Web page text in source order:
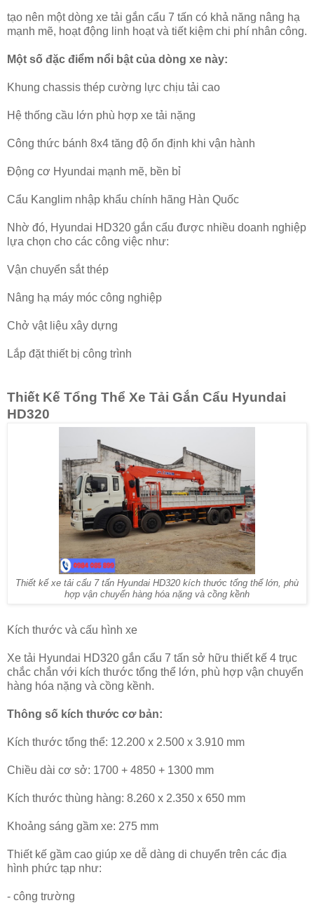
tạo nên một dòng xe tải gắn cẩu 7 tấn có khả năng nâng hạ
mạnh mẽ, hoạt động linh hoạt và tiết kiệm chi phí nhân công.
Một số đặc điểm nổi bật của dòng xe này:
Khung chassis thép cường lực chịu tải cao
Hệ thống cầu lớn phù hợp xe tải nặng
Công thức bánh 8x4 tăng độ ổn định khi vận hành
Động cơ Hyundai mạnh mẽ, bền bỉ
Cẩu Kanglim nhập khẩu chính hãng Hàn Quốc
Nhờ đó, Hyundai HD320 gắn cẩu được nhiều doanh nghiệp
lựa chọn cho các công việc như:
Vận chuyển sắt thép
Nâng hạ máy móc công nghiệp
Chở vật liệu xây dựng
Lắp đặt thiết bị công trình
Thiết Kế Tổng Thể Xe Tải Gắn Cẩu Hyundai
HD320
Thiết kế xe tải cẩu 7 tấn Hyundai HD320 kích thước tổng thể lớn, phù
hợp vận chuyển hàng hóa nặng và cồng kềnh
Kích thước và cấu hình xe
Xe tải Hyundai HD320 gắn cẩu 7 tấn sở hữu thiết kế 4 trục
chắc chắn với kích thước tổng thể lớn, phù hợp vận chuyển
hàng hóa nặng và cồng kềnh.
Thông số kích thước cơ bản:
Kích thước tổng thể: 12.200 x 2.500 x 3.910 mm
Chiều dài cơ sở: 1700 + 4850 + 1300 mm
Kích thước thùng hàng: 8.260 x 2.350 x 650 mm
Khoảng sáng gầm xe: 275 mm
Thiết kế gầm cao giúp xe dễ dàng di chuyển trên các địa
hình phức tạp như:
- công trường